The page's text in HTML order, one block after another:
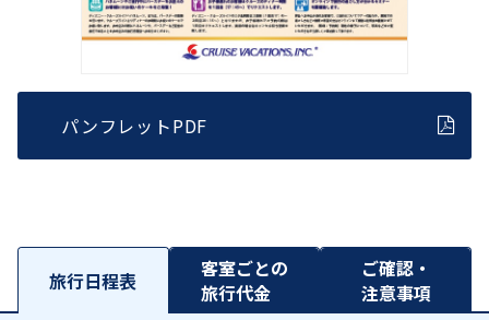
パンフレットPDF
旅行日程表
客室ごとの
旅行代金
ご確認・
注意事項